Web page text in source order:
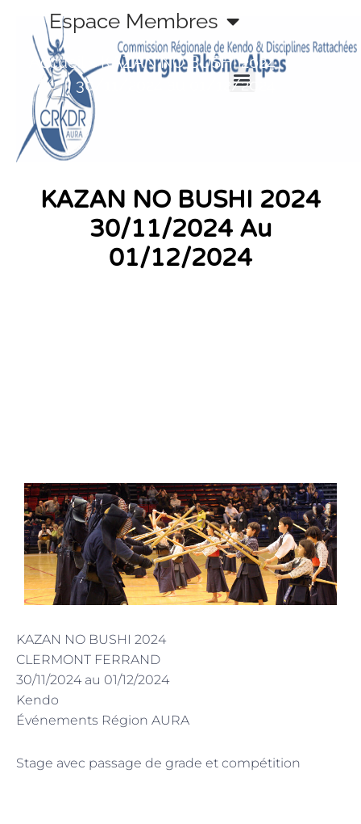
contenu
Espace Membres
Accueil »KAZAN NO BUSHI 2024
30/11/2024 au 01/12/2024
KAZAN NO BUSHI 2024
30/11/2024 Au
01/12/2024
KAZAN NO BUSHI 2024
CLERMONT FERRAND
30/11/2024 au 01/12/2024
Kendo
Événements Région AURA
Stage avec passage de grade et compétition